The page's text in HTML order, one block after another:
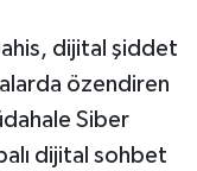
dijital şiddet
özendiren
Siber
dijital sohbet